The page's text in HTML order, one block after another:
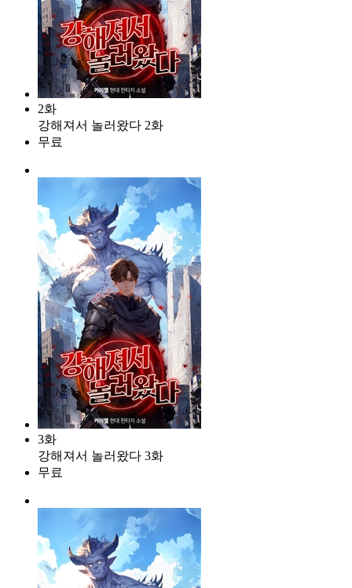
2화
강해져서 놀러왔다 2화
무료
3화
강해져서 놀러왔다 3화
무료